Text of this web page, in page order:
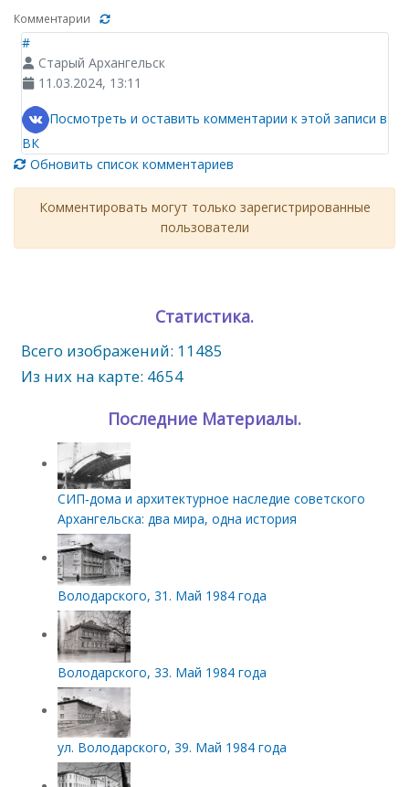
Комментарии
#
Старый Архангельск
11.03.2024, 13:11
Посмотреть и оставить комментарии к этой записи в
ВК
Обновить список комментариев
Комментировать могут только зарегистрированные
пользователи
Статистика.
Всего изображений: 11485
Из них на карте: 4654
Последние Материалы.
СИП‑дома и архитектурное наследие советского
Архангельска: два мира, одна история
Володарского, 31. Май 1984 года
Володарского, 33. Май 1984 года
ул. Володарского, 39. Май 1984 года